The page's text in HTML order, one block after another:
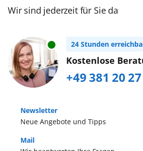
Wir sind jederzeit für Sie da
24 Stunden
Kostenlose
+49 381 20
Neue Angebote und Tipps
Newsletter
Mail